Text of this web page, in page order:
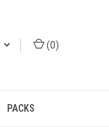
(0)
PACKS